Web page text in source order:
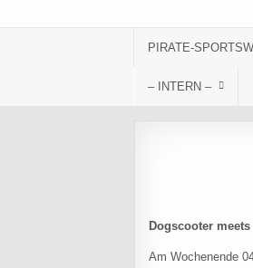
PIRATE-
– INTERN –
Dogscooter
Am Wochenende